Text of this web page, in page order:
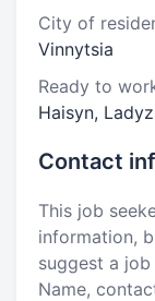
City of
Vinnytsia
Ready to
Haisyn,
Contact
This job
information,
suggest a
Name,